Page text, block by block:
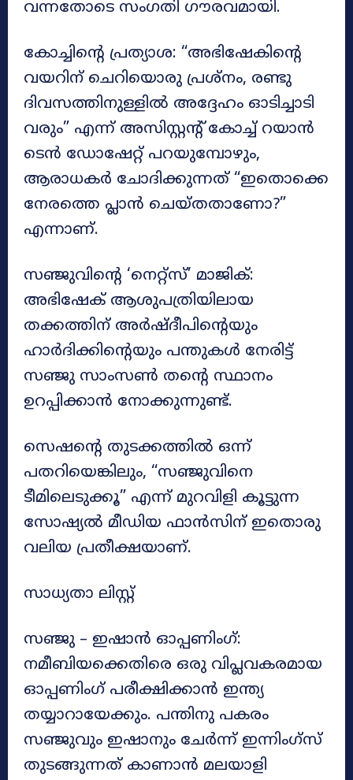
വന്നതോടെ സംഗതി ഗൗരവമായി.
കോച്ചിന്റെ പ്രത്യാശ: “അഭിഷേകിന്റെ
വയറിന് ചെറിയൊരു പ്രശ്നം, രണ്ടു
ദിവസത്തിനുള്ളിൽ അദ്ദേഹം ഓടിച്ചാടി
വരും” എന്ന് അസിസ്റ്റന്റ് കോച്ച് റയാൻ
ടെൻ ഡോഷേറ്റ് പറയുമ്പോഴും,
ആരാധകർ ചോദിക്കുന്നത് “ഇതൊക്കെ
നേരത്തെ പ്ലാൻ ചെയ്തതാണോ?”
എന്നാണ്.
സഞ്ജുവിന്റെ ‘നെറ്റ്സ്’ മാജിക്:
അഭിഷേക് ആശുപത്രിയിലായ
തക്കത്തിന് അർഷ്ദീപിന്റെയും
ഹാർദിക്കിന്റെയും പന്തുകൾ നേരിട്ട്
സഞ്ജു സാംസൺ തന്റെ സ്ഥാനം
ഉറപ്പിക്കാൻ നോക്കുന്നുണ്ട്.
സെഷന്റെ തുടക്കത്തിൽ ഒന്ന്
പതറിയെങ്കിലും, “സഞ്ജുവിനെ
ടീമിലെടുക്കൂ” എന്ന് മുറവിളി കൂട്ടുന്ന
സോഷ്യൽ മീഡിയ ഫാൻസിന് ഇതൊരു
വലിയ പ്രതീക്ഷയാണ്.
സാധ്യതാ ലിസ്റ്റ്
സഞ്ജു – ഇഷാൻ ഓപ്പണിംഗ്:
നമീബിയക്കെതിരെ ഒരു വിപ്ലവകരമായ
ഓപ്പണിംഗ് പരീക്ഷിക്കാൻ ഇന്ത്യ
തയ്യാറായേക്കും. പന്തിനു പകരം
സഞ്ജുവും ഇഷാനും ചേർന്ന് ഇന്നിംഗ്സ്
തുടങ്ങുന്നത് കാണാൻ മലയാളി